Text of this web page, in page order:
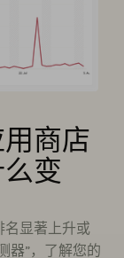
商店
变
名显著上升或
器”，了解您的